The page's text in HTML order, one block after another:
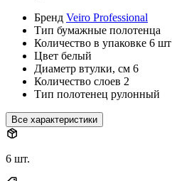
Бренд Veiro Professional
Тип бумажные полотенца
Количество в упаковке 6 шт
Цвет белый
Диаметр втулки, см 6
Количество слоев 2
Тип полотенец рулонный
Все характеристики
6 шт.